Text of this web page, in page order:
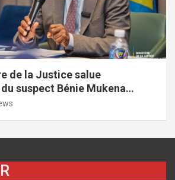
de la Justice salue
suspect Bénie Mukena
dans l’affaire de